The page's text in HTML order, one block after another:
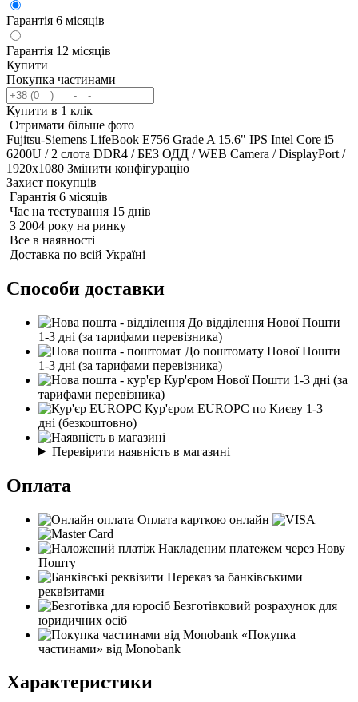
Гарантія 6 місяців
Гарантія 12 місяців
Купити
Покупка частинами
Купити в 1 клік
Отримати більше фото
Fujitsu-Siemens LifeBook E756 Grade A 15.6" IPS Intel Core i5
6200U / 2 слота DDR4 / БЕЗ ОДД / WEB Camera / DisplayPort /
1920x1080 Змінити конфігурацію
Захист покупців
Гарантія 6 місяців
Час на тестування 15 днів
З 2004 року на ринку
Все в наявності
Доставка по всій Україні
Способи доставки
До відділення Нової Пошти
1-3 дні (за тарифами перевізника)
До поштомату Нової Пошти
1-3 дні (за тарифами перевізника)
Кур'єром Нової Пошти 1-3 дні (за
тарифами перевізника)
Кур'єром EUROPC по Києву 1-3
дні (безкоштовно)
Перевірити наявність в магазині
Оплата
Оплата карткою онлайн
Накладеним платежем через Нову
Пошту
Переказ за банківськими
реквізитами
Безготівковий розрахунок для
юридичних осіб
«Покупка
частинами» від Monobank
Характеристики